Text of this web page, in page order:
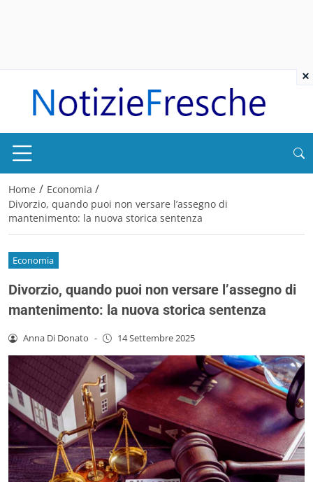
Home / Economia /
Divorzio, quando puoi non versare l’assegno di
mantenimento: la nuova storica sentenza
Economia
Divorzio, quando puoi non versare l’assegno di
mantenimento: la nuova storica sentenza
Anna Di Donato - 14 Settembre 2025
×